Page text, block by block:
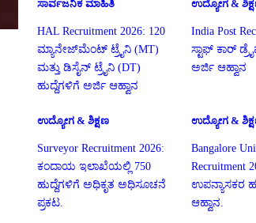
ಸಾರ್ವಜನಿಕ ಮಾಹಿತಿ
HAL Recruitment 2026: 120
ಮ್ಯಾನೇಜ್‌ಮೆಂಟ್ ಟ್ರೈನಿ (MT)
ಮತ್ತು ಡಿಸೈನ್ ಟ್ರೈನಿ (DT)
ಹುದ್ದೆಗಳಿಗೆ ಅರ್ಜಿ ಆಹ್ವಾನ
ಉದ್ಯೋಗ &
India Post
ಸ್ಟಾಫ್ ಕಾರ್
ಅರ್ಜಿ ಆಹ್ವಾನ
ಉದ್ಯೋಗ & ಶಿಕ್ಷಣ
Surveyor Recruitment 2026:
ಕಂದಾಯ ಇಲಾಖೆಯಲ್ಲಿ 750
ಹುದ್ದೆಗಳಿಗೆ ಅಧಿಕೃತ ಅಧಿಸೂಚನೆ
ಪ್ರಕಟ.
ಉದ್ಯೋಗ &
Bangalore
Recruitment
ಉಪನ್ಯಾಸಕರ
ಆಹ್ವಾನ.